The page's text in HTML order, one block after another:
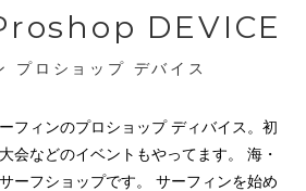
DEVICE
プロショップ デバイス
フィンのプロショップ ディバイス。初
会などのイベントもやってます。
海・
ーフショップです。
サーフィンを始め